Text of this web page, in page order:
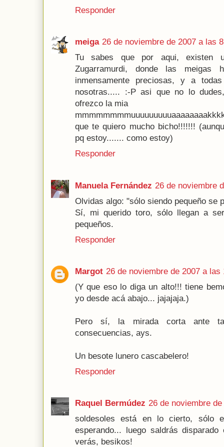
Responder
meiga 26 de noviembre de 2007 a las
Tu sabes que por aqui, existen
Zugarramurdi, donde las meigas
inmensamente preciosas, y a
nosotras..... :-P asi que no lo
ofrezco la mia
que te quiero mucho bicho!!!!!!!
pq estoy....... como estoy)
Responder
Manuela Fernández 26 de noviembre
Olvidas algo: "sólo siendo pequeño se
Sí, mi querido toro, sólo llegan a
pequeños.
Responder
Margot 26 de noviembre de 2007 a las
(Y que eso lo diga un alto!!! tiene
yo desde acá abajo... jajajaja.)
Pero sí, la mirada corta ante
consecuencias, ays.
Un besote lunero cascabelero!
Responder
Raquel Bermúdez 26 de noviembre
soldesoles está en lo cierto, sólo
esperando... luego saldrás
verás, besikos!